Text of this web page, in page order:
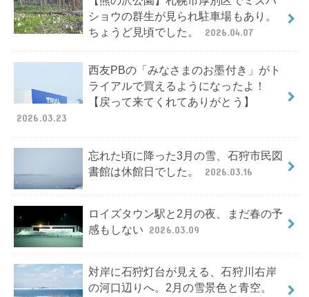
ショウの群生が見られ駐車場もあり。
ちょうど見頃でした。
2026.04.07
西友PBの「みなさまのお墨付き」がト
ライアルで買えるようになったよ！
【戻って来てくれてありがとう】
2026.03.23
忘れた頃に降った3月の雪、石狩市民図
書館は休館日でした。
2026.03.16
ロイズタウン駅と2月の夜、まだ春の予
感もしない 2026.03.09
対岸に石狩灯台が見える、石狩川右岸
の河口辺りへ。2月の雪景色と青空。